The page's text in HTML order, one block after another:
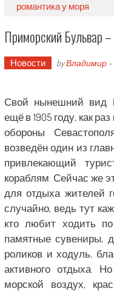
романтика у моря
Приморский Бульвар
Новости byВладимир-
Свой нынешний вид
ещё в 1905 году, как
обороны
возведён один из
привлекающий
кораблям. Сейчас же
для отдыха жителей
случайно, ведь тут
кто любит ходить
памятные сувениры,
роликов и ходуль,
активного отдыха.
морской воздух,